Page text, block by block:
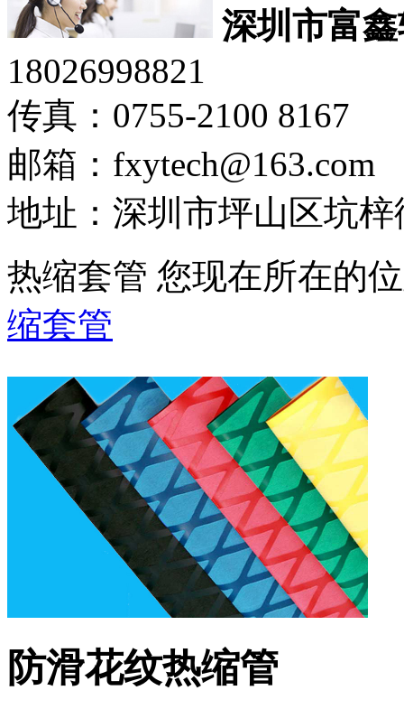
深圳市富
18026998821
传真：0755-2100 8167
邮箱：fxytech@163.com
地址：深圳市坪山区坑
热缩套管 您现在所在的
缩套管
防滑花纹热缩管